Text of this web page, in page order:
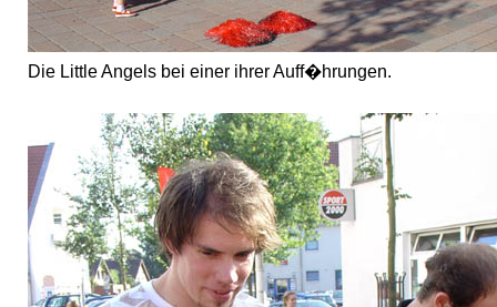
Die Little Angels bei einer ihrer Auff�hrungen.